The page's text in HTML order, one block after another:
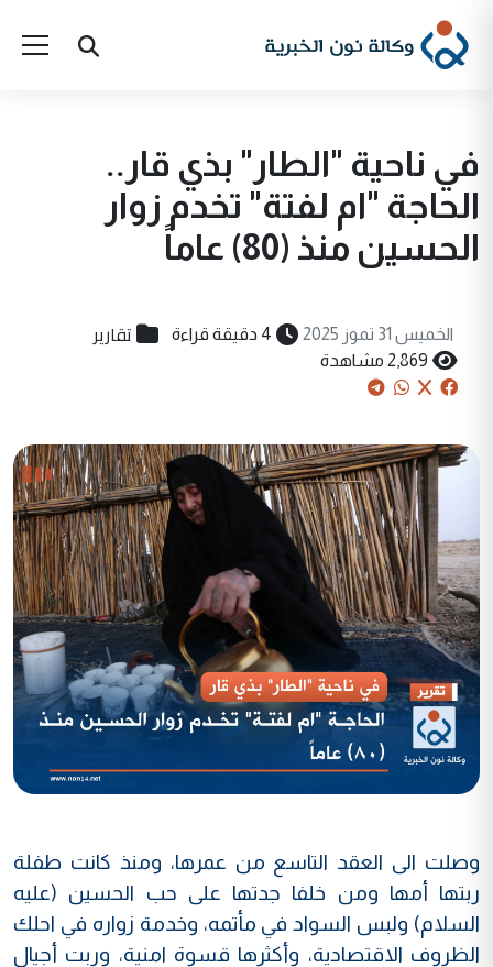
في ناحية "الطار" بذي قار..
الحاجة "ام لفتة" تخدم زوار
الحسين منذ (80) عاماً
الخميس 31 تموز 2025 4 دقيقة قراءة تقارير
2,869 مشاهدة
وصلت الى العقد التاسع من عمرها، ومنذ كانت طفلة
ربتها أمها ومن خلفا جدتها على حب الحسين (عليه
السلام) ولبس السواد في مأتمه، وخدمة زواره في احلك
الظروف الاقتصادية، وأكثرها قسوة امنية، وربت أجيال